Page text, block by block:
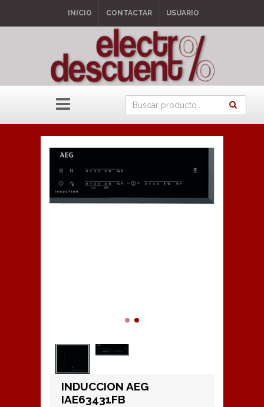
INICIO CONTACTAR USUARIO
INDUCCION AEG
IAE63431FB